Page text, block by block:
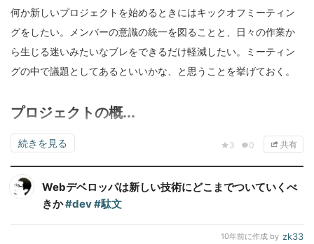
3 0 共有
何か新しいプロジェクトを始めるときにはキックオフミーティン
グをしたい。メンバーの意識の統一を図ることと、日々の作業か
ら生じる迷いみたいなブレをできるだけ軽減したい。ミーティン
グの中で議題としてあるといいかな、と思うことを挙げておく。
プロジェクトの概...
続きを見る
Webデベロッパは新しい技術にどこまでついていくべ
きか#dev#駄文
10年前に作成 by zk33